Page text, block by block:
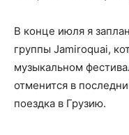
В конце июля я
группы Jamiroquai,
музыкальном
отменится в
поездка в Грузию.